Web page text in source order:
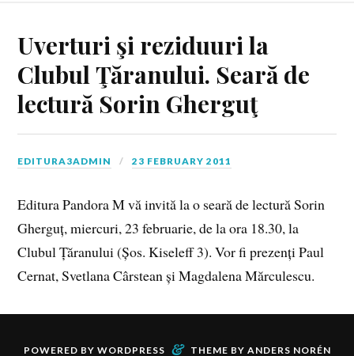
Uverturi şi reziduuri la
Clubul Ţăranului. Seară de
lectură Sorin Gherguţ
EDITURA3ADMIN 23 FEBRUARY 2011
Editura Pandora M vă invită la o seară de lectură Sorin
Gherguț, miercuri, 23 februarie, de la ora 18.30, la
Clubul Țăranului (Șos. Kiseleff 3). Vor fi prezenți Paul
Cernat, Svetlana Cârstean și Magdalena Mărculescu.
POWERED BY WORDPRESS & THEME BY ANDERS NORÉN